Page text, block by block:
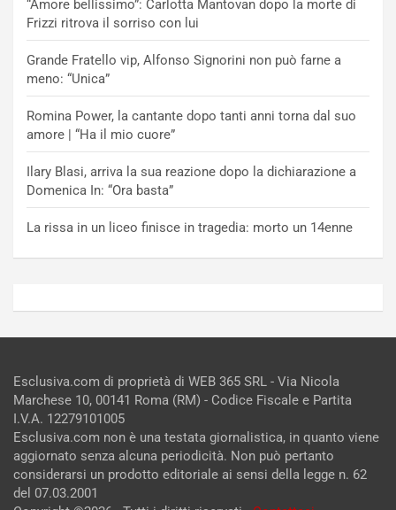
“Amore bellissimo”: Carlotta Mantovan dopo la morte di
Frizzi ritrova il sorriso con lui
Grande Fratello vip, Alfonso Signorini non può farne a
meno: “Unica”
Romina Power, la cantante dopo tanti anni torna dal suo
amore | “Ha il mio cuore”
Ilary Blasi, arriva la sua reazione dopo la dichiarazione a
Domenica In: “Ora basta”
La rissa in un liceo finisce in tragedia: morto un 14enne
Esclusiva.com di proprietà di WEB 365 SRL - Via Nicola
Marchese 10, 00141 Roma (RM) - Codice Fiscale e Partita
I.V.A. 12279101005
Esclusiva.com non è una testata giornalistica, in quanto viene
aggiornato senza alcuna periodicità. Non può pertanto
considerarsi un prodotto editoriale ai sensi della legge n. 62
del 07.03.2001